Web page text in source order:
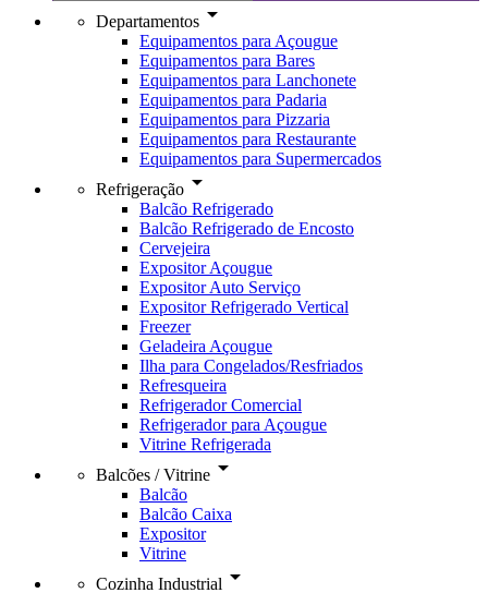
Departamentos arrow_drop_down
Equipamentos para Açougue
Equipamentos para Bares
Equipamentos para Lanchonete
Equipamentos para Padaria
Equipamentos para Pizzaria
Equipamentos para Restaurante
Equipamentos para Supermercados
Refrigeração arrow_drop_down
Balcão Refrigerado
Balcão Refrigerado de Encosto
Cervejeira
Expositor Açougue
Expositor Auto Serviço
Expositor Refrigerado Vertical
Freezer
Geladeira Açougue
Ilha para Congelados/Resfriados
Refresqueira
Refrigerador Comercial
Refrigerador para Açougue
Vitrine Refrigerada
Balcões / Vitrine arrow_drop_down
Balcão
Balcão Caixa
Expositor
Vitrine
Cozinha Industrial arrow_drop_down